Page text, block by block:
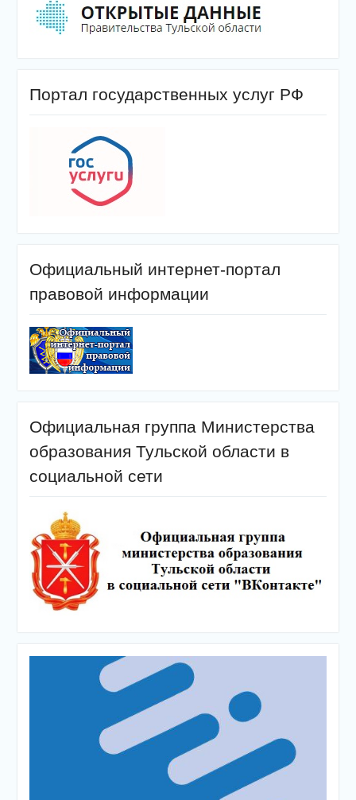
Портал государственных услуг РФ
Официальный интернет-портал
правовой информации
Официальная группа Министерства
образования Тульской области в
социальной сети